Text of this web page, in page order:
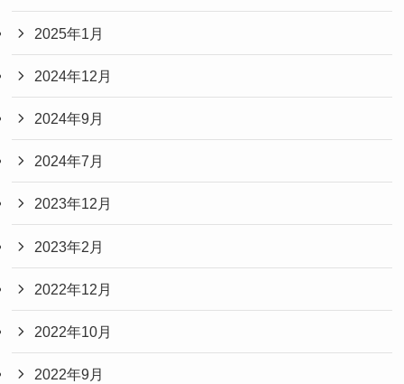
2025年1月
2024年12月
2024年9月
2024年7月
2023年12月
2023年2月
2022年12月
2022年10月
2022年9月